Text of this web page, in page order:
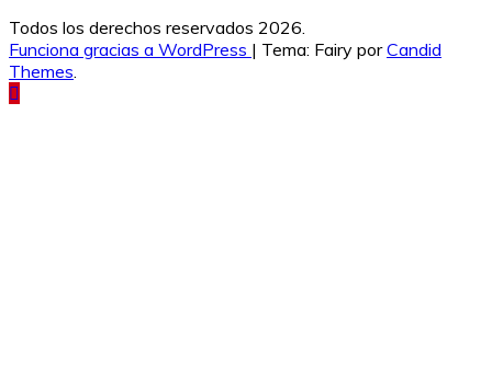
Todos los derechos reservados 2026.
Funciona gracias a WordPress | Tema: Fairy porCandid
Themes